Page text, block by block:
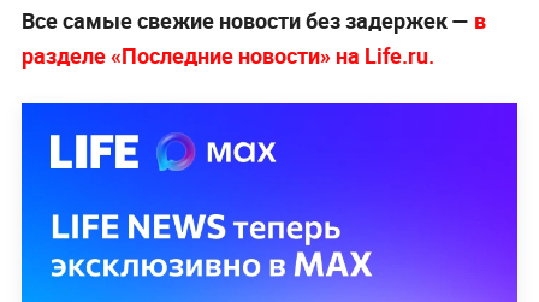
Все самые свежие новости без задержек — в
разделе «Последние новости» на Life.ru.